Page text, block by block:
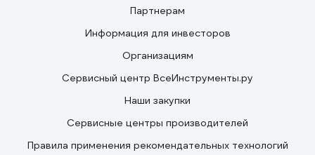
Партнерам
Информация для инвесторов
Организациям
Сервисный центр ВсеИнструменты.ру
Наши закупки
Сервисные центры производителей
Правила применения рекомендательных технологий